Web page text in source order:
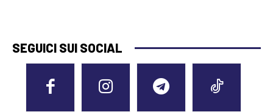
SEGUICI SUI SOCIAL